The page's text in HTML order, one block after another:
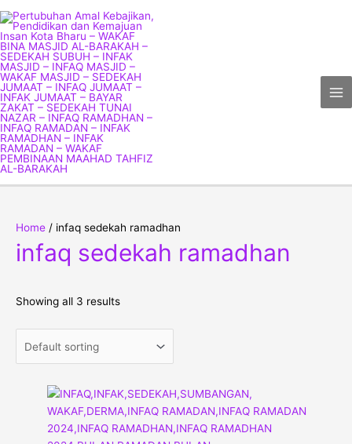
to
content
Home / infaq sedekah ramadhan
infaq sedekah ramadhan
Showing all 3 results